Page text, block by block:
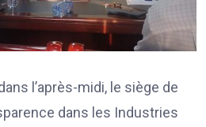
l’après-midi, le siège de
dans les Industries